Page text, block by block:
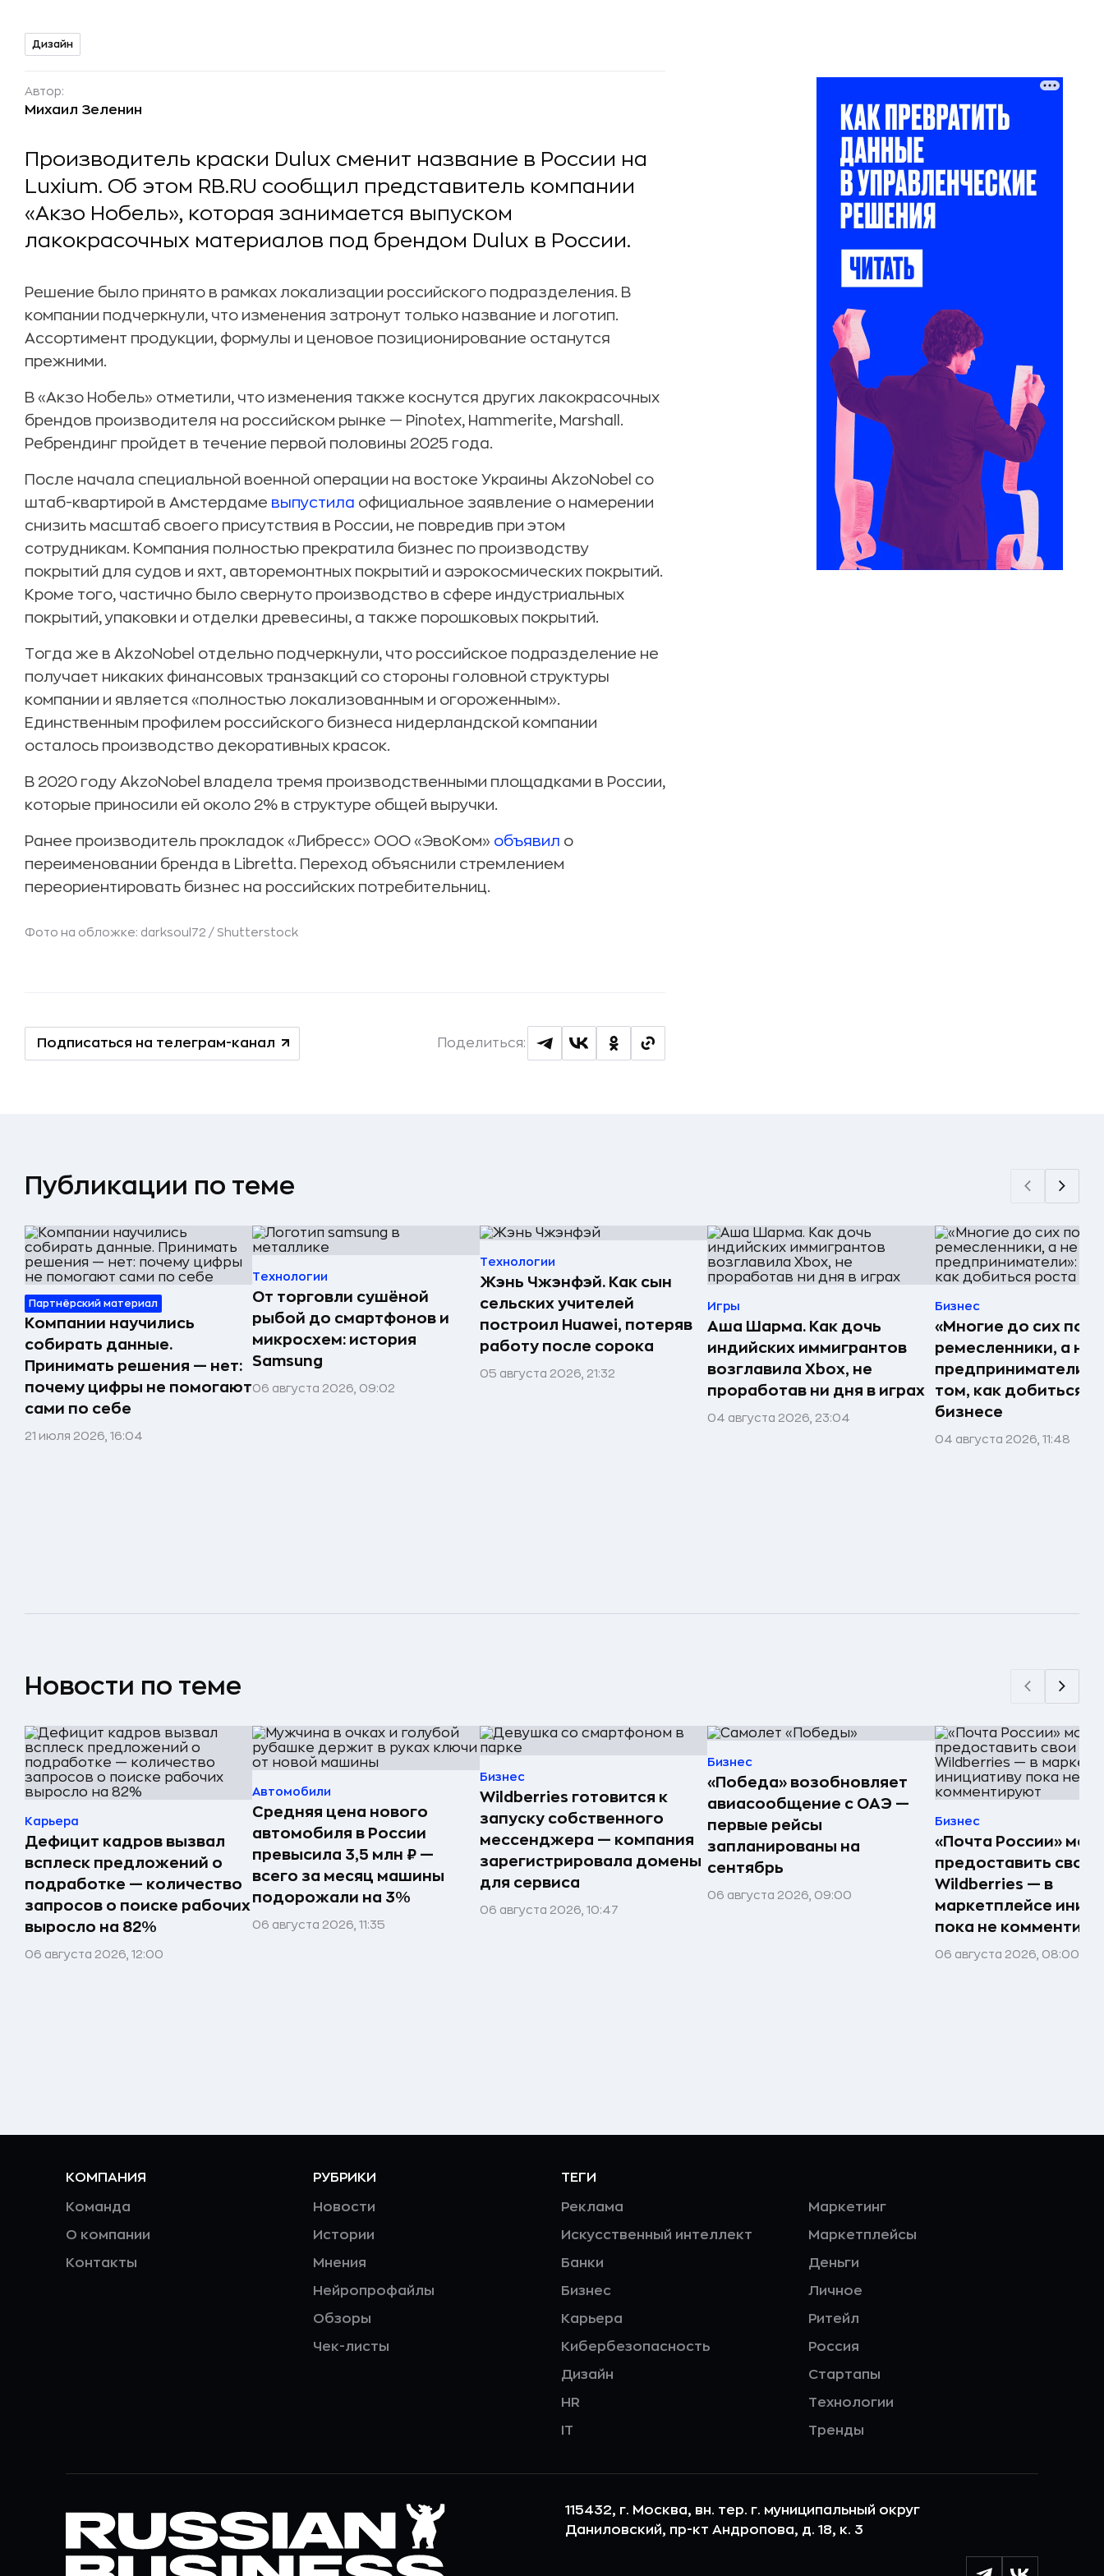
Дизайн
Автор:
Михаил Зеленин
Производитель краски Dulux сменит название в России на
Luxium. Об этом RB.RU сообщил представитель компании
«Акзо Нобель», которая занимается выпуском
лакокрасочных материалов под брендом Dulux в России.
Решение было принято в рамках локализации российского подразделения. В
компании подчеркнули, что изменения затронут только название и логотип.
Ассортимент продукции, формулы и ценовое позиционирование останутся
прежними.
В «Акзо Нобель» отметили, что изменения также коснутся других лакокрасочных
брендов производителя на российском рынке — Pinotex, Hammerite, Marshall.
Ребрендинг пройдет в течение первой половины 2025 года.
После начала специальной военной операции на востоке Украины AkzoNobel со
штаб-квартирой в Амстердаме выпустила официальное заявление о намерении
снизить масштаб своего присутствия в России, не повредив при этом
сотрудникам. Компания полностью прекратила бизнес по производству
покрытий для судов и яхт, авторемонтных покрытий и аэрокосмических покрытий.
Кроме того, частично было свернуто производство в сфере индустриальных
покрытий, упаковки и отделки древесины, а также порошковых покрытий.
Тогда же в AkzoNobel отдельно подчеркнули, что российское подразделение не
получает никаких финансовых транзакций со стороны головной структуры
компании и является «полностью локализованным и огороженным».
Единственным профилем российского бизнеса нидерландской компании
осталось производство декоративных красок.
В 2020 году AkzoNobel владела тремя производственными площадками в России,
которые приносили ей около 2% в структуре общей выручки.
Ранее производитель прокладок «Либресс» ООО «ЭвоКом» объявил о
переименовании бренда в Libretta. Переход объяснили стремлением
переориентировать бизнес на российских потребительниц.
Фото на обложке: darksoul72 / Shutterstock
Подписаться на телеграм-канал Поделиться:
Публикации по теме
Партнёрский материал
Компании научились
собирать данные.
Принимать решения — нет:
почему цифры не помогают
сами по себе
21 июля 2026, 16:04
Технологии
От торговли сушёной
рыбой до смартфонов и
микросхем: история
Samsung
06 августа 2026, 09:02
Технологии
Жэнь Чжэнфэй. Как сын
сельских учителей
построил Huawei, потеряв
работу после сорока
05 августа 2026, 21:32
Игры
Аша Шарма. Как дочь
индийских иммигрантов
возглавила Xbox, не
проработав ни дня в играх
04 августа 2026, 23:04
Бизнес
«Многие до сих пор
ремесленники, а не
предприниматели»:
том, как добиться
бизнесе
04 августа 2026, 11:48
Новости по теме
Карьера
Дефицит кадров вызвал
всплеск предложений о
подработке — количество
запросов о поиске рабочих
выросло на 82%
06 августа 2026, 12:00
Автомобили
Средняя цена нового
автомобиля в России
превысила 3,5 млн ₽ —
всего за месяц машины
подорожали на 3%
06 августа 2026, 11:35
Бизнес
Wildberries готовится к
запуску собственного
мессенджера — компания
зарегистрировала домены
для сервиса
06 августа 2026, 10:47
Бизнес
«Победа» возобновляет
авиасообщение с ОАЭ —
первые рейсы
запланированы на
сентябрь
06 августа 2026, 09:00
Бизнес
«Почта России»
предоставить свои
Wildberries — в
маркетплейсе
пока не
06 августа 2026, 08:00
КОМПАНИЯ
Команда
О компании
Контакты
РУБРИКИ
Новости
Истории
Мнения
Нейропрофайлы
Обзоры
Чек-листы
ТЕГИ
Реклама
Искусственный интеллект
Банки
Бизнес
Карьера
Кибербезопасность
Дизайн
HR
IT
Маркетинг
Маркетплейсы
Деньги
Личное
Ритейл
Россия
Стартапы
Технологии
Тренды
115432, г. Москва, вн. тер. г. муниципальный округ
Даниловский, пр-кт Андропова, д. 18, к. 3